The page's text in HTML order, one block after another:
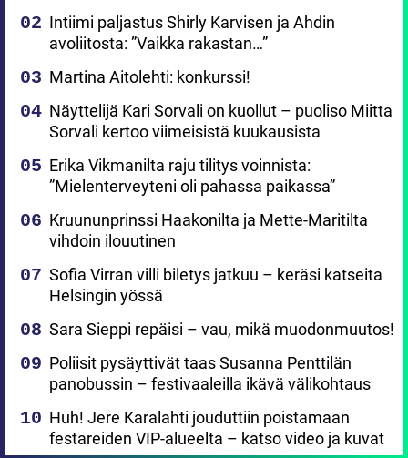
Intiimi paljastus Shirly Karvisen ja Ahdin
avoliitosta: ”Vaikka rakastan…”
Martina Aitolehti: konkurssi!
Näyttelijä Kari Sorvali on kuollut – puoliso Miitta
Sorvali kertoo viimeisistä kuukausista
Erika Vikmanilta raju tilitys voinnista:
”Mielenterveyteni oli pahassa paikassa”
Kruununprinssi Haakonilta ja Mette-Maritilta
vihdoin ilouutinen
Sofia Virran villi biletys jatkuu – keräsi katseita
Helsingin yössä
Sara Sieppi repäisi – vau, mikä muodonmuutos!
Poliisit pysäyttivät taas Susanna Penttilän
panobussin – festivaaleilla ikävä välikohtaus
Huh! Jere Karalahti jouduttiin poistamaan
festareiden VIP-alueelta – katso video ja kuvat